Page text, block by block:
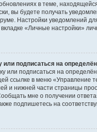
в теме,
вы будете получать
Настройки уведомлений
«Личные настройки»
или подписаться на
или подписаться на
ссылке в меню «Управление
и нижней части страницы
мне о получении
подпишетесь на